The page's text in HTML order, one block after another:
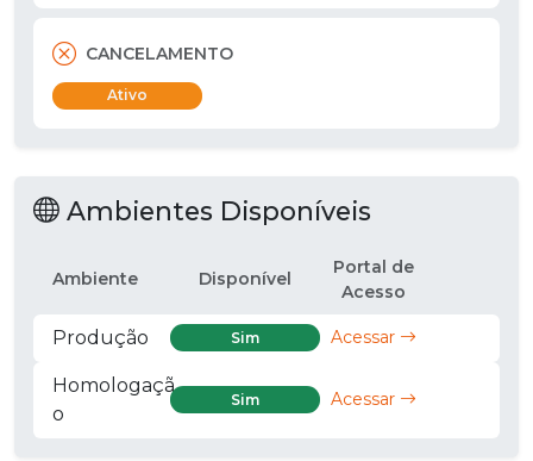
CANCELAMENTO
Ativo
Ambientes Disponíveis
Ambiente Disponível
Portal de
Acesso
Produção Sim Acessar
Homologaçã
o
Sim Acessar